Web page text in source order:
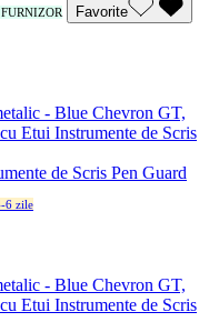
Favorite
de Scris Pen Guard
6 zile